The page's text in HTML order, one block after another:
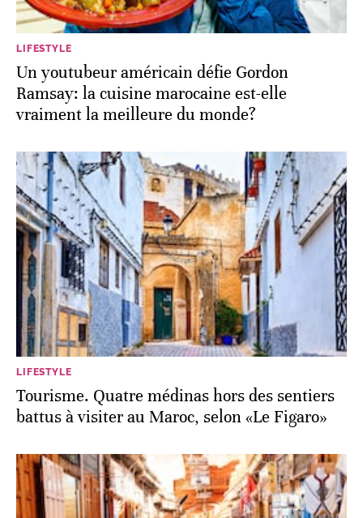
LIFESTYLE
Un youtubeur américain défie Gordon
Ramsay: la cuisine marocaine est-elle
vraiment la meilleure du monde?
LIFESTYLE
Tourisme. Quatre médinas hors des sentiers
battus à visiter au Maroc, selon «Le Figaro»